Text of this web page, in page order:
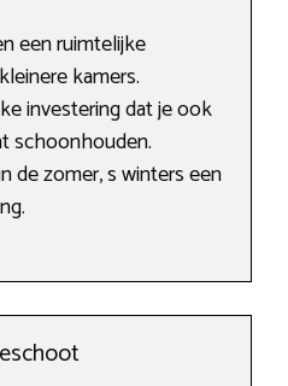
een ruimtelijke
kamers.
investering dat je ook
schoonhouden.
de zomer, s winters een